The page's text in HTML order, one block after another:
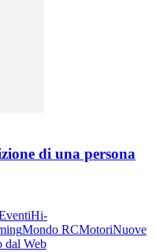
di una persona
Hi-
Mondo RCMotoriNuove
dal Web